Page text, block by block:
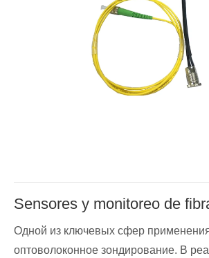
Sensores y monitoreo de
Одной из ключевых сфер
оптоволоконное зондирование. В